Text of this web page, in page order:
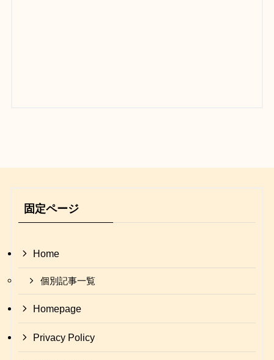
固定ページ
Home
個別記事一覧
Homepage
Privacy Policy